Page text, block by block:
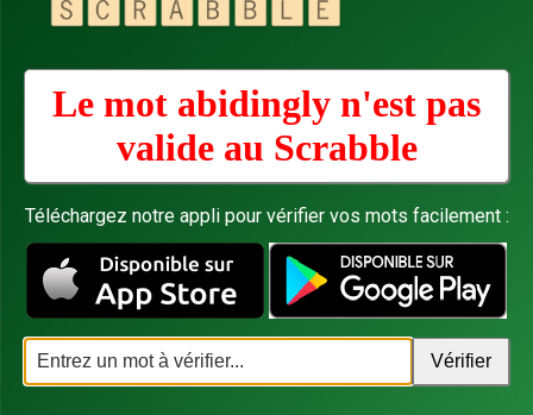
Le mot abidingly n'est pas
valide au Scrabble
Téléchargez notre appli pour vérifier vos mots facilement :